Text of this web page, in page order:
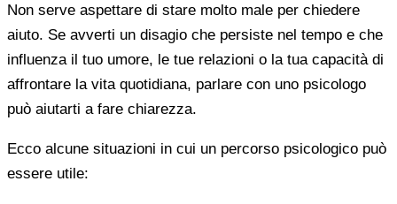
Non serve aspettare di stare molto male per chiedere
aiuto. Se avverti un disagio che persiste nel tempo e che
influenza il tuo umore, le tue relazioni o la tua capacità di
affrontare la vita quotidiana, parlare con uno psicologo
può aiutarti a fare chiarezza.
Ecco alcune situazioni in cui un percorso psicologico può
essere utile: